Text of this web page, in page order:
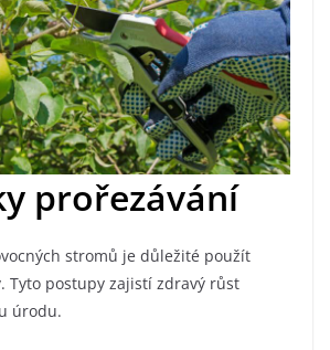
prořezávání
stromů je důležité použít
Tyto postupy zajistí zdravý růst
úrodu.